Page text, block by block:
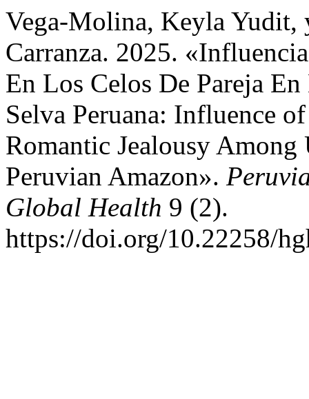
Vega-Molina, Keyla Yudit,
Carranza. 2025.
En Los Celos De Pareja
Selva Peruana: Influence
Romantic Jealousy
Peruvian Amazon».
Global Health 9 (2).
https://doi.org/10.22258/